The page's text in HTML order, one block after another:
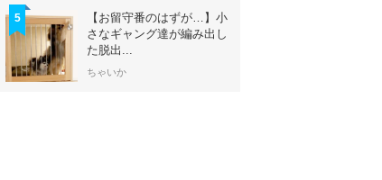
5
【お留守番のはずが…】小
さなギャング達が編み出し
た脱出...
ちゃいか